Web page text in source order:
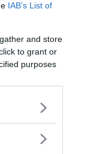
IAB’s List of
and store
to grant or
purposes